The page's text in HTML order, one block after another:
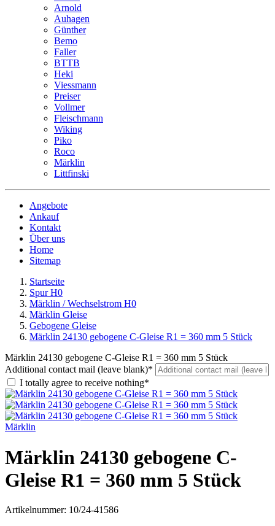
Arnold
Auhagen
Günther
Bemo
Faller
BTTB
Heki
Viessmann
Preiser
Vollmer
Fleischmann
Wiking
Piko
Roco
Märklin
Littfinski
Angebote
Ankauf
Kontakt
Über uns
Home
Sitemap
Startseite
Spur H0
Märklin / Wechselstrom H0
Märklin Gleise
Gebogene Gleise
Märklin 24130 gebogene C-Gleise R1 = 360 mm 5 Stück
Märklin 24130 gebogene C-Gleise R1 = 360 mm 5 Stück
Additional contact mail (leave blank)*
I totally agree to receive nothing*
Märklin
Märklin 24130 gebogene C-
Gleise R1 = 360 mm 5 Stück
Artikelnummer: 10/24-41586